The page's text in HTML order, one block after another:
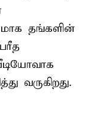
தங்களின்
வருகிறது.